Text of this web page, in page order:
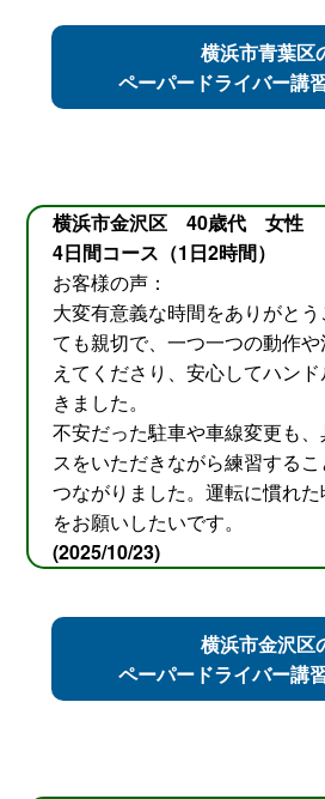
横浜市青葉区
ペーパードライバー講
横浜市金沢区 40歳代 女性
4日間コース（1日2時間）
お客様の声：
大変有意義な時間をありがと
ても親切で、一つ一つの動作
えてくださり、安心してハン
きました。
不安だった駐車や車線変更も
スをいただきながら練習する
つながりました。運転に慣れ
をお願いしたいです。
(2025/10/23)
横浜市金沢区
ペーパードライバー講